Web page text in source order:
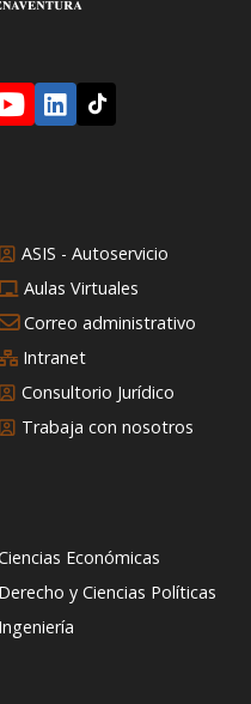
mundial?
ASIS - Autoservicio
Aulas Virtuales
Correo administrativo
Intranet
Consultorio Jurídico
Trabaja con nosotros
Económicas
Derecho y Ciencias Políticas
Ingeniería